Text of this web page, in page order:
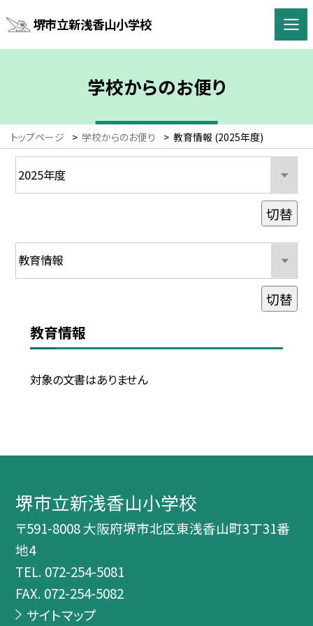
堺市立新浅香山小学校
学校からのお便り
トップページ > 学校からのお便り > 教育情報 (2025年度)
教育情報
対象の文書はありません
切替
切替
堺市立新浅香山小学校
〒591-8008 大阪府堺市北区東浅香山町3丁31番
地4
TEL. 072-254-5081
FAX. 072-254-5082
サイトマップ